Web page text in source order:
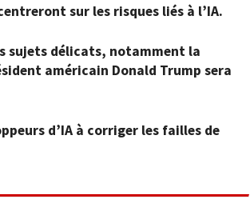
sur les risques liés à l’IA.
sujets délicats, notamment la
américain Donald Trump sera
d’IA à corriger les failles de